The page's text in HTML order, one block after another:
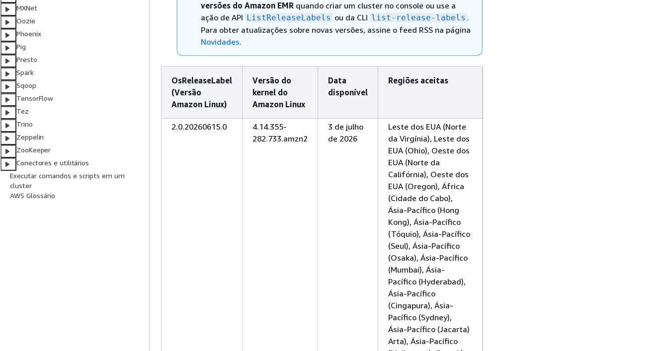
MXNet
Oozie
Phoenix
Pig
Presto
Spark
Sqoop
TensorFlow
Tez
Trino
Zeppelin
ZooKeeper
Conectores e utilitários
Executar comandos e scripts em um
cluster
AWS Glossário
versões do Amazon EMR quando criar um cluster no console ou use a
ação de API ListReleaseLabels ou da CLI list-release-labels .
Para obter atualizações sobre novas versões, assine o feed RSS na página
Novidades.
OsReleaseLabel
(Versão
Amazon Linux)
Versão do
kernel do
Amazon Linux
Data
disponível
Regiões aceitas
2.0.20260615.0
4.14.355-
282.733.amzn2
3 de julho
de 2026
Leste dos EUA (Norte
da Virgínia), Leste dos
EUA (Ohio), Oeste dos
EUA (Norte da
Califórnia), Oeste dos
EUA (Oregon), África
(Cidade do Cabo),
Ásia-Pacífico (Hong
Kong), Ásia-Pacífico
(Tóquio), Ásia-Pacífico
(Seul), Ásia-Pacífico
(Osaka), Ásia-Pacífico
(Mumbai), Ásia-
Pacífico (Hyderabad),
Ásia-Pacífico
(Cingapura), Ásia-
Pacífico (Sydney),
Ásia-Pacífico (Jacarta)
Arta), Ásia-Pacífico